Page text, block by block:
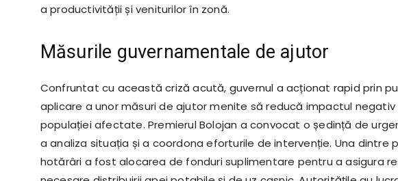
a productivității și veniturilor în zonă.
Măsurile guvernamentale de ajutor
Confruntat cu această criză acută, guvernul a acționat rapid prin
aplicare a unor măsuri de ajutor menite să reducă impactul negativ
populației afectate. Premierul Bolojan a convocat o ședință de
a analiza situația și a coordona eforturile de intervenție. Una dintre
hotărâri a fost alocarea de fonduri suplimentare pentru a asigura